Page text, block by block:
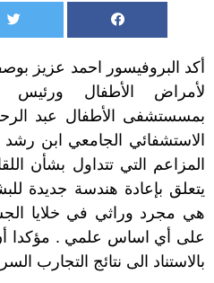
أكد البروفيسور احمد عزيز
لأمراض الأطفال ورئيس
بمسستشفى الأطفال عبد
الاستشفائي الجامعي ابن رشد
يتعلق بإعادة هندسة جديدة
هي مجرد وراثي في خلايا
على أي اساس علمي . مؤكدا
بالاستناد الى نتائج التجارب